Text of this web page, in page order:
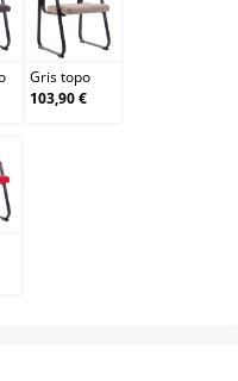
oscuro Gris topo
Gris topo
103,90 €